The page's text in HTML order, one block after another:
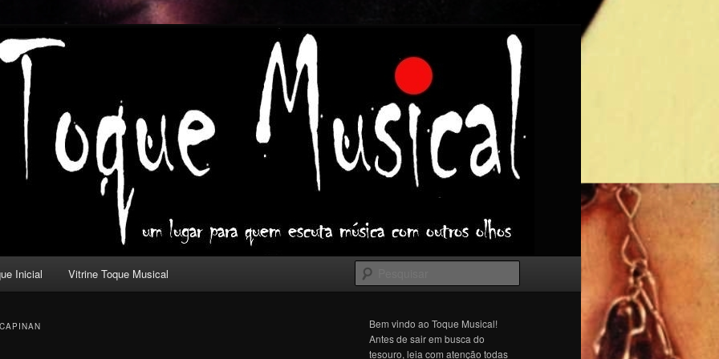
com outros olhos.
Inicial Vitrine Toque Musical
Bem vindo ao Toque Musical!
Antes de sair em busca do
tesouro, leia com atenção todas